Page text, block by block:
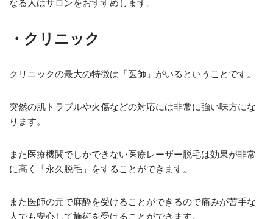
なる人はサロンをおすすめします。
・クリニック
クリニックの最大の特徴は「医師」がいるということです。
突然の肌トラブルや火傷などの対応には非常に強い味方にな
ります。
また医療機関でしかできない医療レーザー脱毛は効果が非常
に高く「永久脱毛」をすることができます。
また医師の元で麻酔を受けることができるので痛みが苦手な
人でも安心して施術を受けることができます。